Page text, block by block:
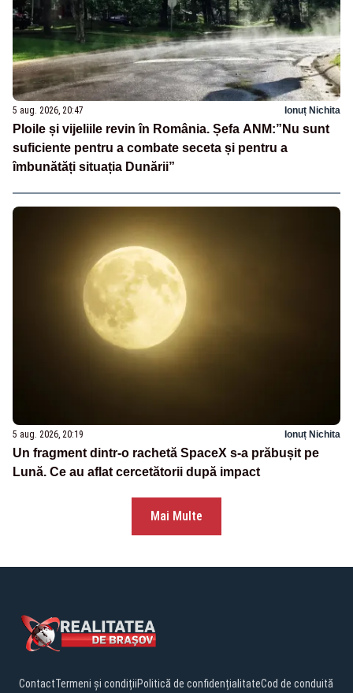
5 aug. 2026, 20:47 Ionuț Nichita
Ploile și vijeliile revin în România. Șefa ANM:”Nu sunt
suficiente pentru a combate seceta și pentru a
îmbunătăți situația Dunării”
5 aug. 2026, 20:19 Ionuț Nichita
Un fragment dintr-o rachetă SpaceX s-a prăbușit pe
Lună. Ce au aflat cercetătorii după impact
Mai Multe
ContactTermeni și condițiiPolitică de confidențialitateCod de conduită